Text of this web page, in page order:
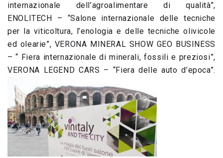
internazionale dell’agroalimentare di qualità”,
ENOLITECH – “Salone internazionale delle tecniche
per la viticoltura, l’enologia e delle tecniche olivicole
ed olearie”, VERONA MINERAL SHOW GEO BUSINESS
– “ Fiera internazionale di minerali, fossili e preziosi”,
VERONA LEGEND CARS – “Fiera delle auto d’epoca”.